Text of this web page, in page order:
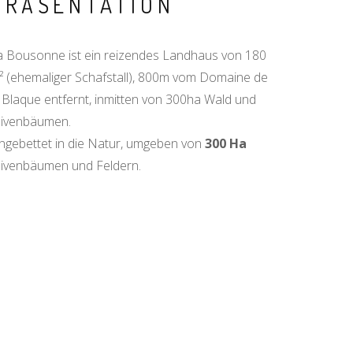
Bousonne ist ein reizendes Landhaus von 180
(ehemaliger Schafstall), 800m vom Domaine de
entfernt, inmitten von 300ha Wald und
in die Natur, umgeben von 300 Ha
und Feldern.